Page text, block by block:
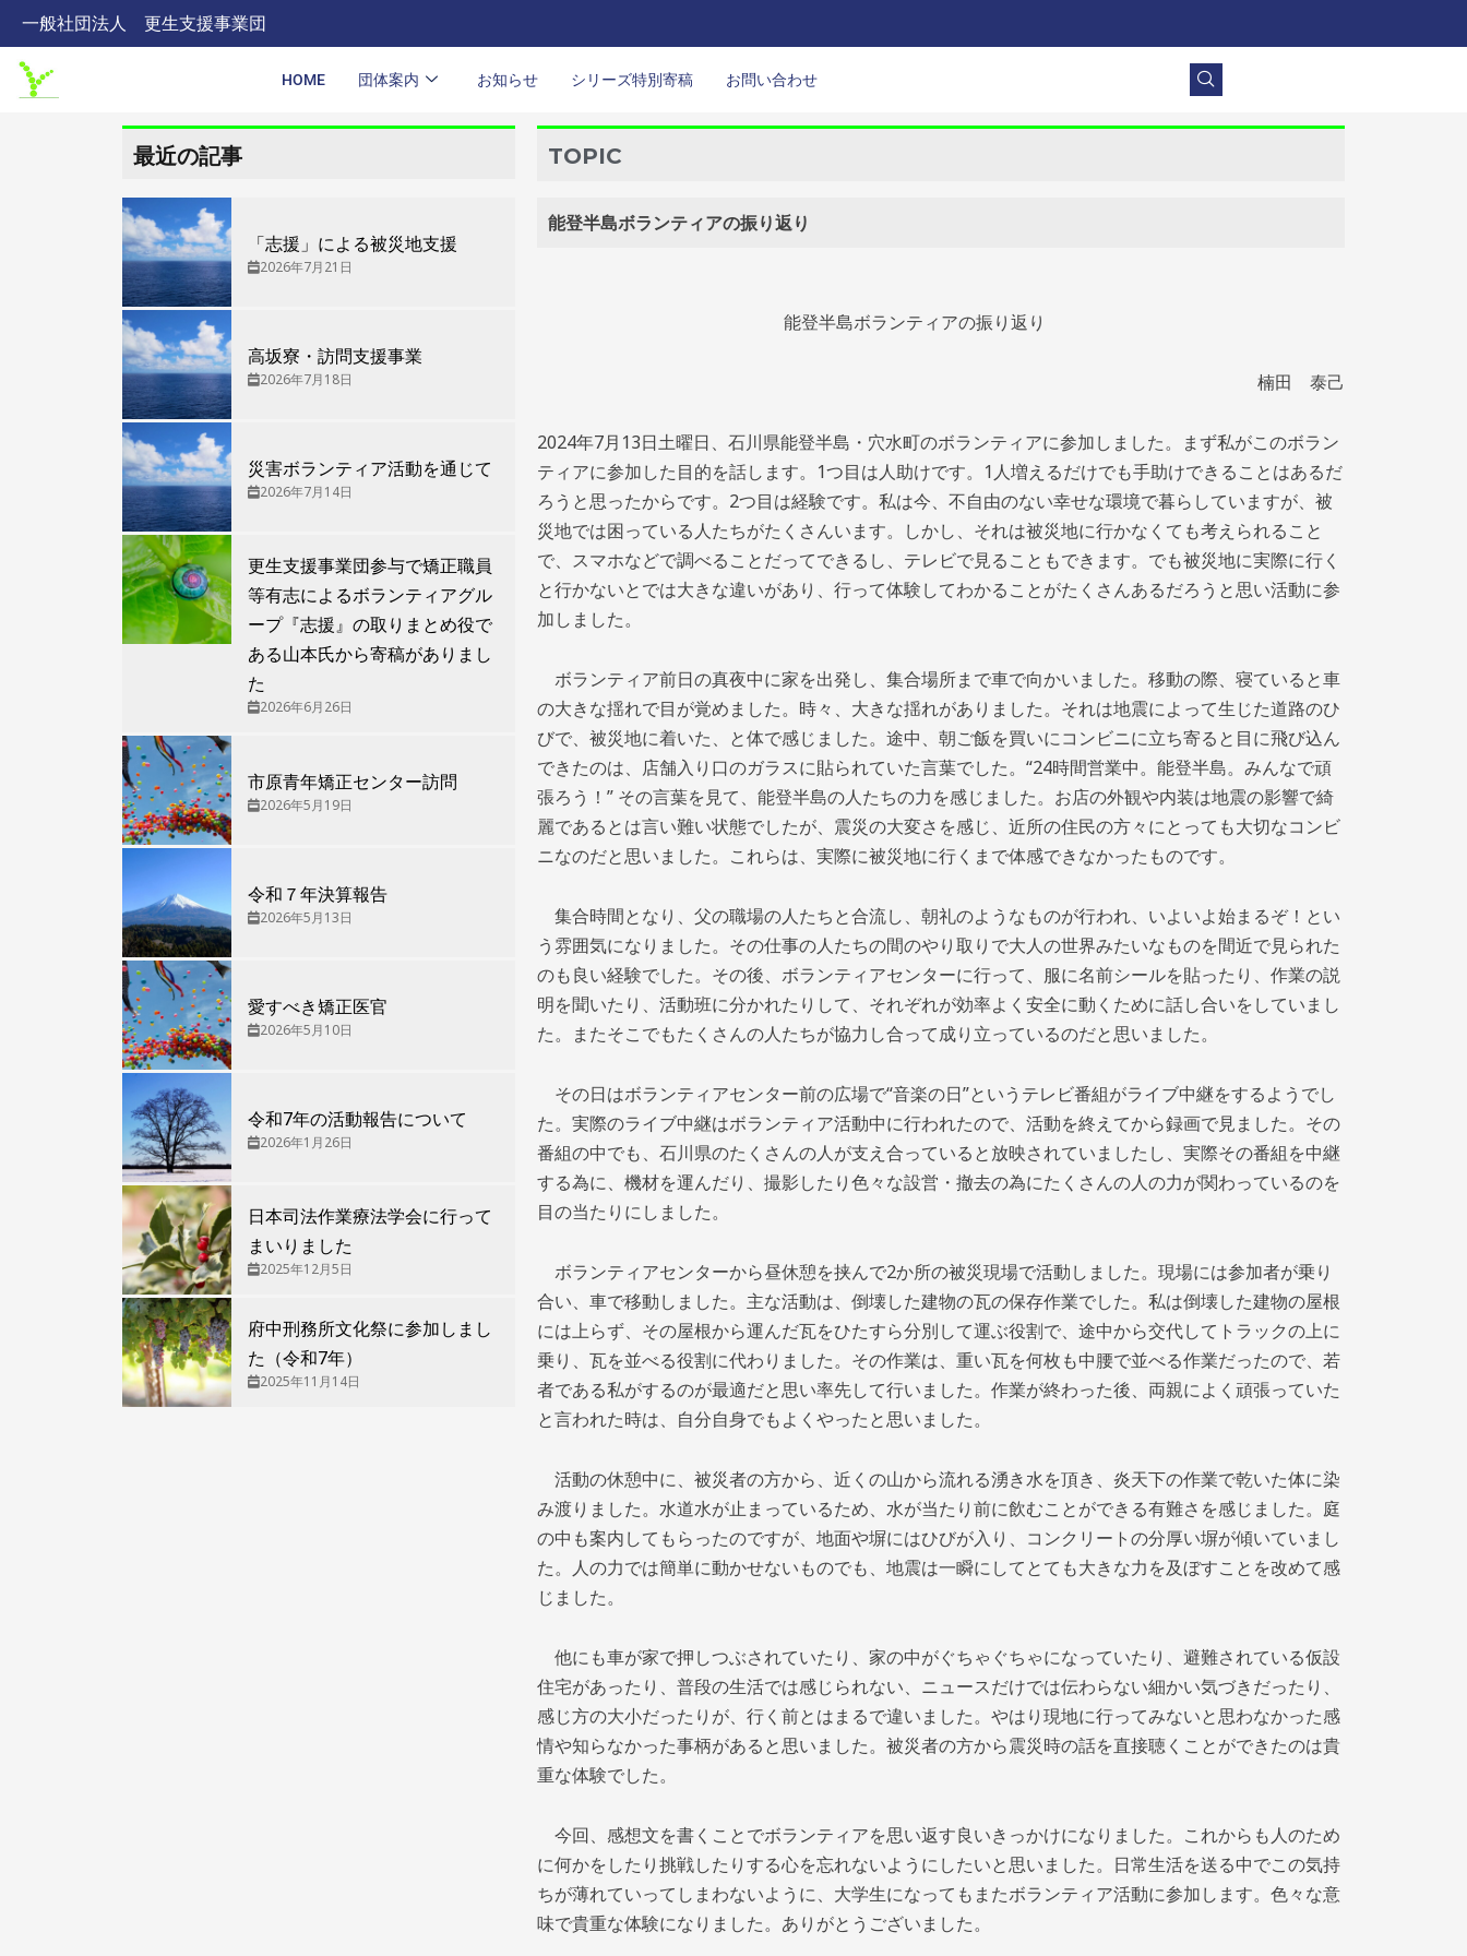
容
一般社団法人 更生支援事業団
HOME 団体案内 お知らせ シリーズ特別寄稿 お問い合わせ
最近の記事
「志援」による被災地支援
2026年7月21日
高坂寮・訪問支援事業
2026年7月18日
災害ボランティア活動を通じて
2026年7月14日
更生支援事業団参与で矯正職員
等有志によるボランティアグル
ープ『志援』の取りまとめ役で
ある山本氏から寄稿がありまし
た
2026年6月26日
市原青年矯正センター訪問
2026年5月19日
令和７年決算報告
2026年5月13日
愛すべき矯正医官
2026年5月10日
令和7年の活動報告について
2026年1月26日
日本司法作業療法学会に行って
まいりました
2025年12月5日
府中刑務所文化祭に参加しまし
た（令和7年）
2025年11月14日
TOPIC
能登半島ボランティアの振り返り
能登半島ボランティアの振り返り
楠田 泰己
2024年7月13日土曜日、石川県能登半島・穴水町のボランティアに参加しました。まず私がこのボラン
ティアに参加した目的を話します。1つ目は人助けです。1人増えるだけでも手助けできることはあるだ
ろうと思ったからです。2つ目は経験です。私は今、不自由のない幸せな環境で暮らしていますが、被
災地では困っている人たちがたくさんいます。しかし、それは被災地に行かなくても考えられること
で、スマホなどで調べることだってできるし、テレビで見ることもできます。でも被災地に実際に行く
と行かないとでは大きな違いがあり、行って体験してわかることがたくさんあるだろうと思い活動に参
加しました。
ボランティア前日の真夜中に家を出発し、集合場所まで車で向かいました。移動の際、寝ていると車
の大きな揺れで目が覚めました。時々、大きな揺れがありました。それは地震によって生じた道路のひ
びで、被災地に着いた、と体で感じました。途中、朝ご飯を買いにコンビニに立ち寄ると目に飛び込ん
できたのは、店舗入り口のガラスに貼られていた言葉でした。“24時間営業中。能登半島。みんなで頑
張ろう！” その言葉を見て、能登半島の人たちの力を感じました。お店の外観や内装は地震の影響で綺
麗であるとは言い難い状態でしたが、震災の大変さを感じ、近所の住民の方々にとっても大切なコンビ
ニなのだと思いました。これらは、実際に被災地に行くまで体感できなかったものです。
集合時間となり、父の職場の人たちと合流し、朝礼のようなものが行われ、いよいよ始まるぞ！とい
う雰囲気になりました。その仕事の人たちの間のやり取りで大人の世界みたいなものを間近で見られた
のも良い経験でした。その後、ボランティアセンターに行って、服に名前シールを貼ったり、作業の説
明を聞いたり、活動班に分かれたりして、それぞれが効率よく安全に動くために話し合いをしていまし
た。またそこでもたくさんの人たちが協力し合って成り立っているのだと思いました。
その日はボランティアセンター前の広場で“音楽の日”というテレビ番組がライブ中継をするようでし
た。実際のライブ中継はボランティア活動中に行われたので、活動を終えてから録画で見ました。その
番組の中でも、石川県のたくさんの人が支え合っていると放映されていましたし、実際その番組を中継
する為に、機材を運んだり、撮影したり色々な設営・撤去の為にたくさんの人の力が関わっているのを
目の当たりにしました。
ボランティアセンターから昼休憩を挟んで2か所の被災現場で活動しました。現場には参加者が乗り
合い、車で移動しました。主な活動は、倒壊した建物の瓦の保存作業でした。私は倒壊した建物の屋根
には上らず、その屋根から運んだ瓦をひたすら分別して運ぶ役割で、途中から交代してトラックの上に
乗り、瓦を並べる役割に代わりました。その作業は、重い瓦を何枚も中腰で並べる作業だったので、若
者である私がするのが最適だと思い率先して行いました。作業が終わった後、両親によく頑張っていた
と言われた時は、自分自身でもよくやったと思いました。
活動の休憩中に、被災者の方から、近くの山から流れる湧き水を頂き、炎天下の作業で乾いた体に染
み渡りました。水道水が止まっているため、水が当たり前に飲むことができる有難さを感じました。庭
の中も案内してもらったのですが、地面や塀にはひびが入り、コンクリートの分厚い塀が傾いていまし
た。人の力では簡単に動かせないものでも、地震は一瞬にしてとても大きな力を及ぼすことを改めて感
じました。
他にも車が家で押しつぶされていたり、家の中がぐちゃぐちゃになっていたり、避難されている仮設
住宅があったり、普段の生活では感じられない、ニュースだけでは伝わらない細かい気づきだったり、
感じ方の大小だったりが、行く前とはまるで違いました。やはり現地に行ってみないと思わなかった感
情や知らなかった事柄があると思いました。被災者の方から震災時の話を直接聴くことができたのは貴
重な体験でした。
今回、感想文を書くことでボランティアを思い返す良いきっかけになりました。これからも人のため
に何かをしたり挑戦したりする心を忘れないようにしたいと思いました。日常生活を送る中でこの気持
ちが薄れていってしまわないように、大学生になってもまたボランティア活動に参加します。色々な意
味で貴重な体験になりました。ありがとうございました。